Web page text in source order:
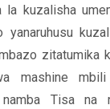
kuzalisha
yanaruhusu
zitatumika
mashine mbili
Tisa na